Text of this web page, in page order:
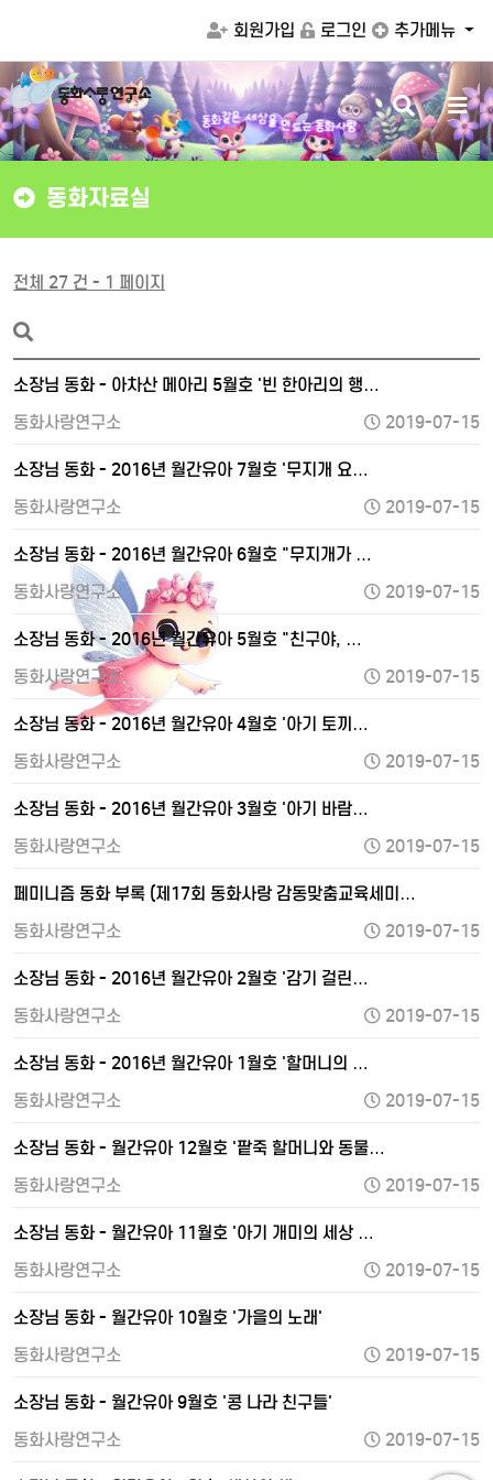
회원가입 로그인 추가메뉴
동화같은 세상을 만드는 동화사랑
검
색
버
튼
메
뉴
버
튼
동화자료실
전체 27 건 - 1 페이지
소장님 동화 - 아차산 메아리 5월호 '빈 한아리의 행…
동화사랑연구소
2019-07-15
소장님 동화 - 2016년 월간유아 7월호 '무지개 요…
동화사랑연구소
2019-07-15
소장님 동화 - 2016년 월간유아 6월호 "무지개가 …
동화사랑연구소
2019-07-15
소장님 동화 - 2016년 월간유아 5월호 "친구야, …
동화사랑연구소
2019-07-15
소장님 동화 - 2016년 월간유아 4월호 '아기 토끼…
동화사랑연구소
2019-07-15
소장님 동화 - 2016년 월간유아 3월호 '아기 바람…
동화사랑연구소
2019-07-15
페미니즘 동화 부록 (제17회 동화사랑 감동맞춤교육세미…
동화사랑연구소
2019-07-15
소장님 동화 - 2016년 월간유아 2월호 '감기 걸린…
동화사랑연구소
2019-07-15
소장님 동화 - 2016년 월간유아 1월호 '할머니의 …
동화사랑연구소
2019-07-15
소장님 동화 - 월간유아 12월호 '팥죽 할머니와 동물…
동화사랑연구소
2019-07-15
소장님 동화 - 월간유아 11월호 '아기 개미의 세상 …
동화사랑연구소
2019-07-15
소장님 동화 - 월간유아 10월호 '가을의 노래'
동화사랑연구소
2019-07-15
소장님 동화 - 월간유아 9월호 '콩 나라 친구들'
동화사랑연구소
2019-07-15